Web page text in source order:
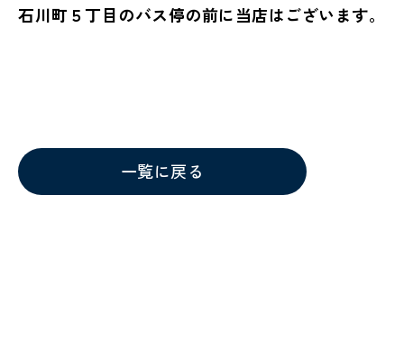
石川町５丁目のバス停の前に当店はございます。
一覧に戻る